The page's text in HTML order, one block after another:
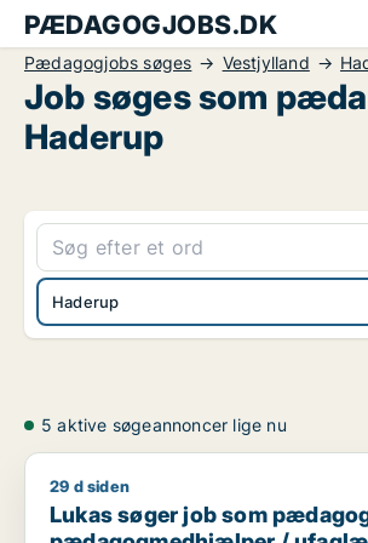
PÆDAGOGJOBS.DK
Pædagogjobs søges Vestjylland
Job søges som
Haderup
Haderup
5 aktive søgeannoncer lige nu
Lukas søger job som pædagog /
29 d siden
Lukas søger job som